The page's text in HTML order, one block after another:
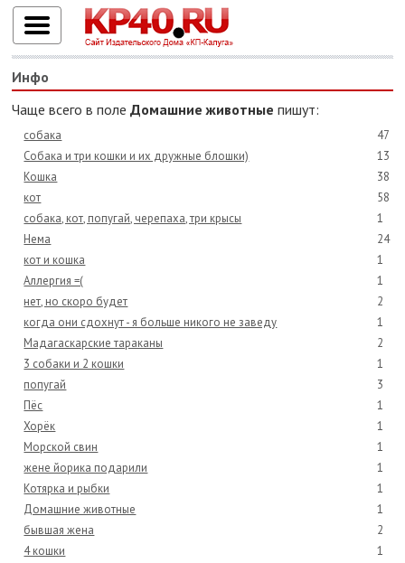
Инфо
Чаще всего в полеДомашние животные пишут:
собака
47
Собака и три кошки и их дружные блошки)
13
Кошка
38
кот
58
собака, кот, попугай, черепаха, три крысы
1
Нема
24
кот и кошка
1
Аллергия =(
1
нет, но скоро будет
2
когда они сдохнут - я больше никого не заведу
1
Мадагаскарские тараканы
2
3 собаки и 2 кошки
1
попугай
3
Пёс
1
Хорёк
1
Морской свин
1
жене йорика подарили
1
Котярка и рыбки
1
Домашние животные
1
бывшая жена
2
4 кошки
1